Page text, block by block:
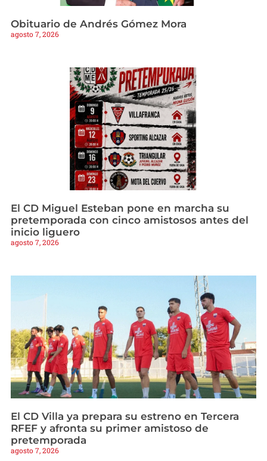
Obituario de Andrés Gómez Mora
agosto 7, 2026
El CD Miguel Esteban pone en marcha su
pretemporada con cinco amistosos antes del
inicio liguero
agosto 7, 2026
El CD Villa ya prepara su estreno en Tercera
RFEF y afronta su primer amistoso de
pretemporada
agosto 7, 2026